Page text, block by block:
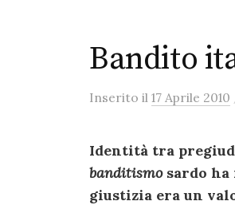
Bandito
Inserito il 17 Aprile 2010
Identità tra
banditismosardo ha
giustizia era un